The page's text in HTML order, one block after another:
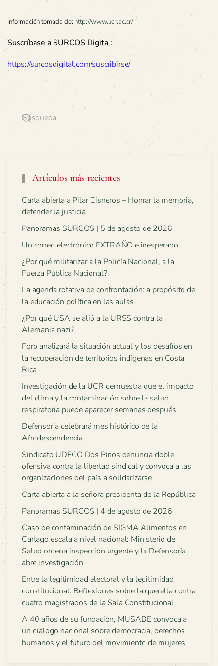
Información tomada de: http://www.ucr.ac.cr/
Suscríbase a SURCOS Digital:
https://surcosdigital.com/suscribirse/
Artículos más recientes
Carta abierta a Pilar Cisneros – Honrar la memoria,
defender la justicia
Panoramas SURCOS | 5 de agosto de 2026
Un correo electrónico EXTRAÑO e inesperado
¿Por qué militarizar a la Policía Nacional, a la
Fuerza Pública Nacional?
La agenda rotativa de confrontación: a propósito de
la educación política en las aulas
¿Por qué USA se alió a la URSS contra la
Alemania nazi?
Foro analizará la situación actual y los desafíos en
la recuperación de territorios indígenas en Costa
Rica
Investigación de la UCR demuestra que el impacto
del clima y la contaminación sobre la salud
respiratoria puede aparecer semanas después
Defensoría celebrará mes histórico de la
Afrodescendencia
Sindicato UDECO Dos Pinos denuncia doble
ofensiva contra la libertad sindical y convoca a las
organizaciones del país a solidarizarse
Carta abierta a la señora presidenta de la República
Panoramas SURCOS | 4 de agosto de 2026
Caso de contaminación de SIGMA Alimentos en
Cartago escala a nivel nacional: Ministerio de
Salud ordena inspección urgente y la Defensoría
abre investigación
Entre la legitimidad electoral y la legitimidad
constitucional: Reflexiones sobre la querella contra
cuatro magistrados de la Sala Constitucional
A 40 años de su fundación, MUSADE convoca a
un diálogo nacional sobre democracia, derechos
humanos y el futuro del movimiento de mujeres